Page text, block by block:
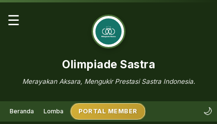
☰
Olimpiade Sastra
Merayakan Aksara, Mengukir Prestasi Sastra Indonesia.
Beranda Lomba PORTAL MEMBER 🌙